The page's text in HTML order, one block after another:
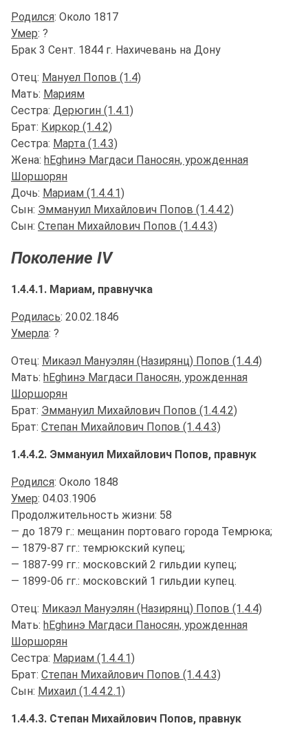
Родился: Около 1817
Умер: ?
Брак 3 Сент. 1844 г. Нахичевань на Дону
Отец: Мануел Попов (1.4)
Мать: Мариям
Сестра: Дерюгин (1.4.1)
Брат: Киркор (1.4.2)
Сестра: Марта (1.4.3)
Жена: hЕghинэ Магдаси Паносян, урожденная
Шоршорян
Дочь: Мариам (1.4.4.1)
Сын: Эммануил Михайлович Попов (1.4.4.2)
Сын: Степан Михайлович Попов (1.4.4.3)
Поколение IV
1.4.4.1. Мариам, правнучка
Родилась: 20.02.1846
Умерла: ?
Отец: Микаэл Мануэлян (Назирянц) Попов (1.4.4)
Мать: hЕghинэ Магдаси Паносян, урожденная
Шоршорян
Брат: Эммануил Михайлович Попов (1.4.4.2)
Брат: Степан Михайлович Попов (1.4.4.3)
1.4.4.2. Эммануил Михайлович Попов, правнук
Родился: Около 1848
Умер: 04.03.1906
Продолжительность жизни: 58
— до 1879 г.: мещанин портоваго города Темрюка;
— 1879-87 гг.: темрюкский купец;
— 1887-99 гг.: московский 2 гильдии купец;
— 1899-06 гг.: московский 1 гильдии купец.
Отец: Микаэл Мануэлян (Назирянц) Попов (1.4.4)
Мать: hЕghинэ Магдаси Паносян, урожденная
Шоршорян
Сестра: Мариам (1.4.4.1)
Брат: Степан Михайлович Попов (1.4.4.3)
Сын: Михаил (1.4.4.2.1)
1.4.4.3. Степан Михайлович Попов, правнук